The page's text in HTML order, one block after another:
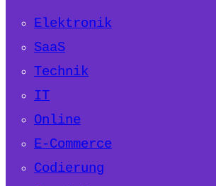
Elektronik
SaaS
Technik
IT
Online
E-Commerce
Codierung